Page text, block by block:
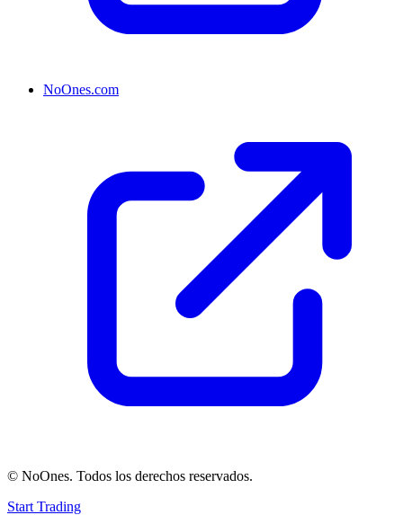
NoOnes.com
© NoOnes. Todos los derechos reservados.
Start Trading